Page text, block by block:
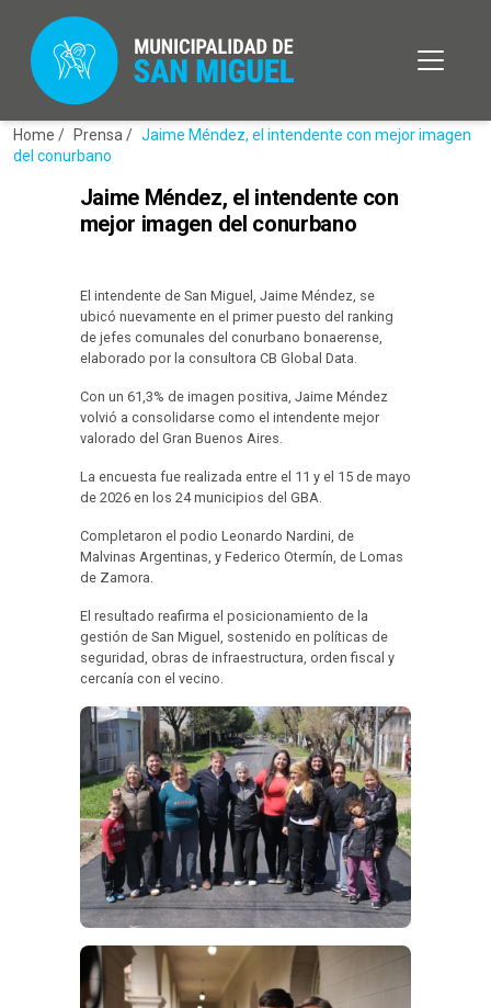
Home / Prensa / Jaime Méndez, el intendente con mejor imagen
del conurbano
Jaime Méndez, el intendente con
mejor imagen del conurbano
El intendente de San Miguel, Jaime Méndez, se
ubicó nuevamente en el primer puesto del ranking
de jefes comunales del conurbano bonaerense,
elaborado por la consultora CB Global Data.
Con un 61,3% de imagen positiva, Jaime Méndez
volvió a consolidarse como el intendente mejor
valorado del Gran Buenos Aires.
La encuesta fue realizada entre el 11 y el 15 de mayo
de 2026 en los 24 municipios del GBA.
Completaron el podio Leonardo Nardini, de
Malvinas Argentinas, y Federico Otermín, de Lomas
de Zamora.
El resultado reafirma el posicionamiento de la
gestión de San Miguel, sostenido en políticas de
seguridad, obras de infraestructura, orden fiscal y
cercanía con el vecino.